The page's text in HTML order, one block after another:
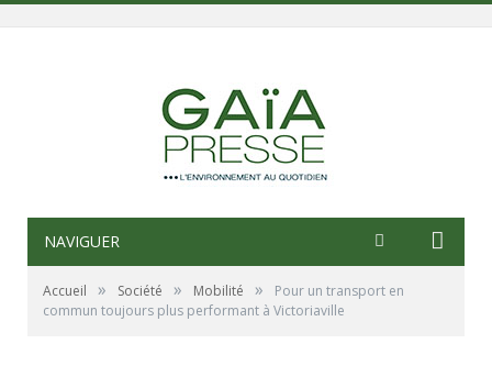
NAVIGUER
Accueil » Société » Mobilité »
Pour un transport en
commun toujours plus performant à Victoriaville